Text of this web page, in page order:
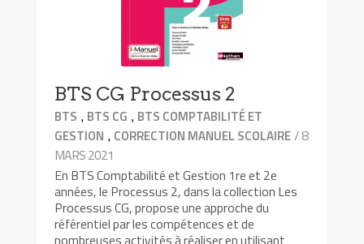
BTS CG Processus 2
BTS , BTS CG , BTS COMPTABILITÉ ET
GESTION , CORRECTION MANUEL SCOLAIRE/ 8
MARS 2021
En BTS Comptabilité et Gestion 1re et 2e
années, le Processus 2, dans la collection Les
Processus CG, propose une approche du
référentiel par les compétences et de